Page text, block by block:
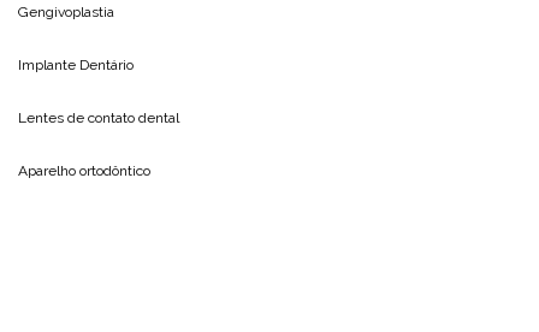
Gengivoplastia
Implante Dentário
Lentes de contato dental
Aparelho ortodôntico